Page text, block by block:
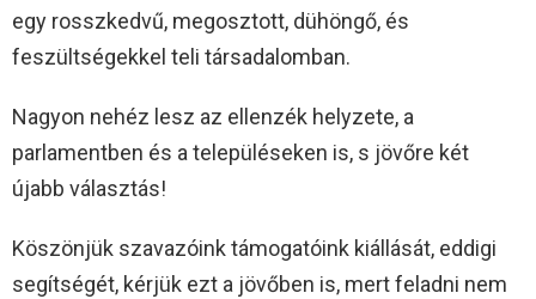
egy rosszkedvű, megosztott, dühöngő, és
feszültségekkel teli társadalomban.
Nagyon nehéz lesz az ellenzék helyzete, a
parlamentben és a településeken is, s jövőre két
újabb választás!
Köszönjük szavazóink támogatóink kiállását, eddigi
segítségét, kérjük ezt a jövőben is, mert feladni nem